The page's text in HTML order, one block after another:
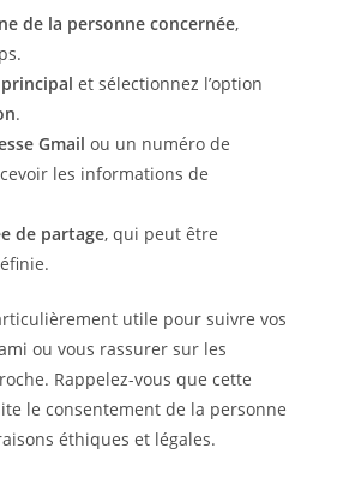
de la personne concernée,
et sélectionnez l’option
.
Gmail ou un numéro de
les informations de
de partage, qui peut être
utile pour suivre vos
ou vous rassurer sur les
Rappelez-vous que cette
le consentement de la personne
éthiques et légales.